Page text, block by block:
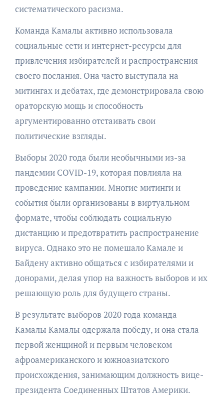
систематического расизма.
Команда Камалы активно использовала
социальные сети и интернет-ресурсы для
привлечения избирателей и распространения
своего послания. Она часто выступала на
митингах и дебатах, где демонстрировала свою
ораторскую мощь и способность
аргументированно отстаивать свои
политические взгляды.
Выборы 2020 года были необычными из-за
пандемии COVID-19, которая повлияла на
проведение кампании. Многие митинги и
события были организованы в виртуальном
формате, чтобы соблюдать социальную
дистанцию и предотвратить распространение
вируса. Однако это не помешало Камале и
Байдену активно общаться с избирателями и
донорами, делая упор на важность выборов и их
решающую роль для будущего страны.
В результате выборов 2020 года команда
Камалы Камалы одержала победу, и она стала
первой женщиной и первым человеком
афроамериканского и южноазиатского
происхождения, занимающим должность вице-
президента Соединенных Штатов Америки.